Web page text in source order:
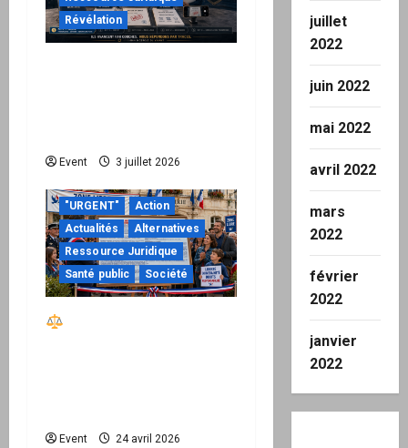
Révélation
Event 3 juillet 2026
"URGENT"
Action
Actualités
Alternatives
Ressource Juridique
Santé public
Société
Event 24 avril 2026
juillet
2022
juin 2022
mai 2022
avril 2022
mars
2022
février
2022
janvier
2022